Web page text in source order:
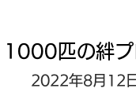
2022年8月12
1000匹の絆